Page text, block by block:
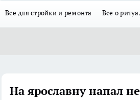
Все для стройки и ремонта Все о
На ярославну напал